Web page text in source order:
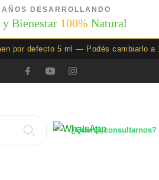
DESARROLLANDO
y Bienestar 100% Natural
por defecto 5 ml — Podés cambiarlo a
¿Querés consultarnos?